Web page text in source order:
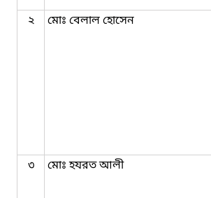
২ মোঃ বেলাল হোসেন
৩
মোঃ হযরত আলী